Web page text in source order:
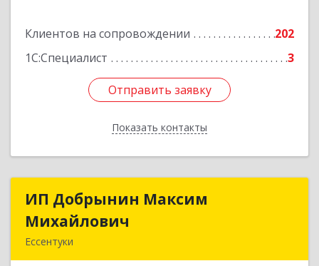
Клиентов на сопровождении
202
1С:Специалист
3
Отправить заявку
Показать контакты
Подробнее
Отправить заявку
Назад
ИП Добрынин Максим
Михайлович
Ессентуки
ИП Добрынин Максим